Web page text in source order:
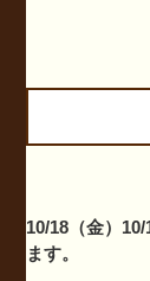
10/18（金）
ます。